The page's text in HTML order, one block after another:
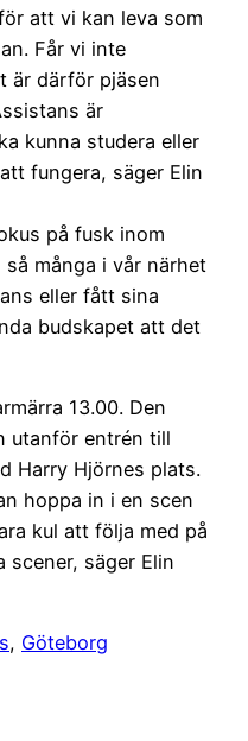
att vi kan leva som
Får vi inte
är därför pjäsen
är
kunna studera eller
fungera, säger Elin
på fusk inom
många i vår närhet
eller fått sina
budskapet att det
13.00. Den
utanför entrén till
Harry Hjörnes plats.
hoppa in i en scen
kul att följa med på
scener, säger Elin
, Göteborg